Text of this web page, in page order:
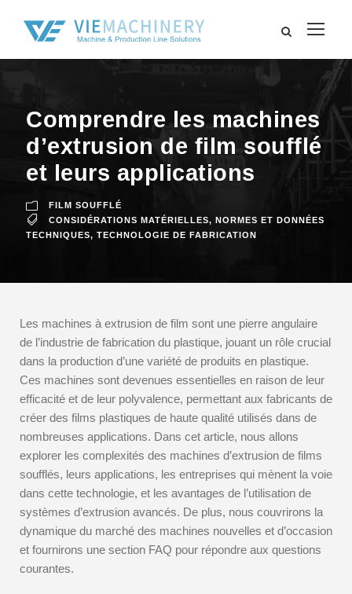
Comprendre les machines
d’extrusion de film soufflé
et leurs applications
FILM SOUFFLÉ
CONSIDÉRATIONS MATÉRIELLES, NORMES ET DONNÉES
TECHNIQUES, TECHNOLOGIE DE FABRICATION
Les machines à extrusion de film sont une pierre angulaire
de l’industrie de fabrication du plastique, jouant un rôle crucial
dans la production d’une variété de produits en plastique.
Ces machines sont devenues essentielles en raison de leur
efficacité et de leur polyvalence, permettant aux fabricants de
créer des films plastiques de haute qualité utilisés dans de
nombreuses applications. Dans cet article, nous allons
explorer les complexités des machines d’extrusion de films
soufflés, leurs applications, les entreprises qui mènent la voie
dans cette technologie, et les avantages de l’utilisation de
systèmes d’extrusion avancés. De plus, nous couvrirons la
dynamique du marché des machines nouvelles et d’occasion
et fournirons une section FAQ pour répondre aux questions
courantes.